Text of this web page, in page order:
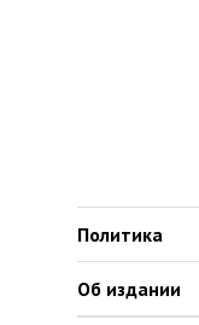
Политика
Об издании